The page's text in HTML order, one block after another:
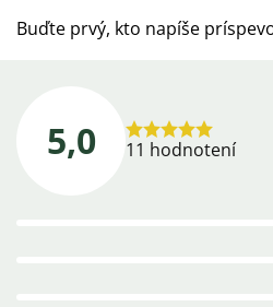
Buďte prvý, kto napíše
5,0
Priemerné
11 hodnotení